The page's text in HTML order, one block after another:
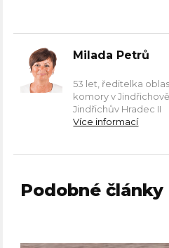
Milada Petrů
53 let, ředitelka
komory v
Jindřichův Hradec II
Více informací
Podobné články